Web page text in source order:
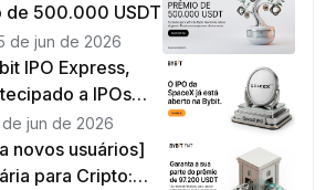
de 500.000 USDT
de jun de 2026
IPO Express,
a IPOs
jun de 2026
novos usuários]
para Cripto: